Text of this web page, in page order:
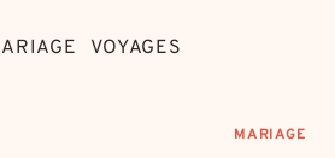
VOYAGES
MARIAGE